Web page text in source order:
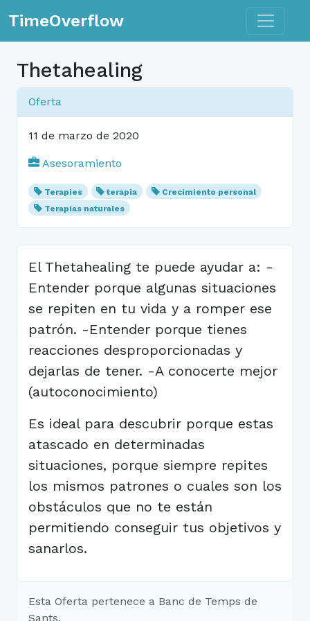
TimeOverflow Toggle
Thetahealing
Oferta
11 de marzo de 2020
Asesoramiento
Terapies terapia
Crecimiento personal
Terapias naturales
El Thetahealing te puede ayudar a: -
Entender porque algunas situaciones
se repiten en tu vida y a romper ese
patrón. -Entender porque tienes
reacciones desproporcionadas y
dejarlas de tener. -A conocerte mejor
(autoconocimiento)
Es ideal para descubrir porque estas
atascado en determinadas
situaciones, porque siempre repites
los mismos patrones o cuales son los
obstáculos que no te están
permitiendo conseguir tus objetivos y
sanarlos.
Esta Oferta pertenece a Banc de Temps de
Sants.